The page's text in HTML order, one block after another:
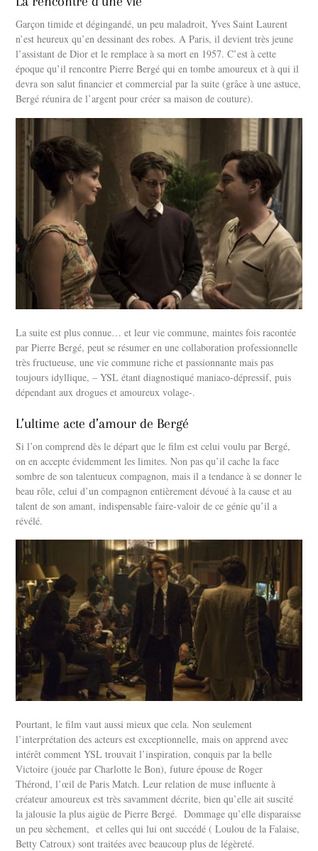
Garçon timide et dégingandé, un peu maladroit, Yves Saint Laurent
n’est heureux qu’en dessinant des robes. A Paris, il devient très jeune
l’assistant de Dior et le remplace à sa mort en 1957. C’est à cette
époque qu’il rencontre Pierre Bergé qui en tombe amoureux et à qui il
devra son salut financier et commercial par la suite (grâce à une astuce,
Bergé réunira de l’argent pour créer sa maison de couture).
La suite est plus connue… et leur vie commune, maintes fois racontée
par Pierre Bergé, peut se résumer en une collaboration professionnelle
très fructueuse, une vie commune riche et passionnante mais pas
toujours idyllique, – YSL étant diagnostiqué maniaco-dépressif, puis
dépendant aux drogues et amoureux volage-.
L’ultime acte d’amour de Bergé
Si l’on comprend dès le départ que le film est celui voulu par Bergé,
on en accepte évidemment les limites. Non pas qu’il cache la face
sombre de son talentueux compagnon, mais il a tendance à se donner le
beau rôle, celui d’un compagnon entièrement dévoué à la cause et au
talent de son amant, indispensable faire-valoir de ce génie qu’il a
révélé.
Pourtant, le film vaut aussi mieux que cela. Non seulement
l’interprétation des acteurs est exceptionnelle, mais on apprend avec
intérêt comment YSL trouvait l’inspiration, conquis par la belle
Victoire (jouée par Charlotte le Bon), future épouse de Roger
Thérond, l’œil de Paris Match. Leur relation de muse influente à
créateur amoureux est très savamment décrite, bien qu’elle ait suscité
la jalousie la plus aigüe de Pierre Bergé. Dommage qu’elle disparaisse
un peu sèchement, et celles qui lui ont succédé ( Loulou de la Falaise,
Betty Catroux) sont traitées avec beaucoup plus de légèreté.